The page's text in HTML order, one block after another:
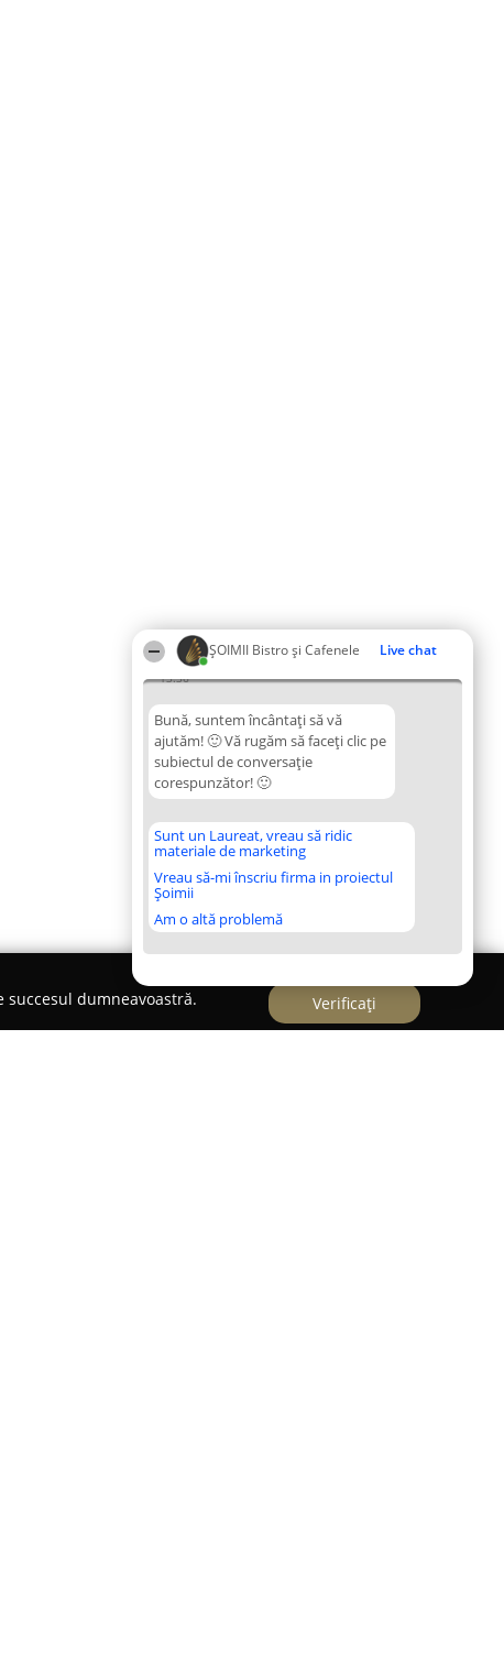
ȘOIMII Bistro și Cafenele Live chat
13:36
Bună, suntem încântați să vă
ajutăm! 🙂 Vă rugăm să faceți clic pe
subiectul de conversație
corespunzător! 🙂
Sunt un Laureat, vreau să ridic
materiale de marketing
Vreau să-mi înscriu firma in proiectul
Șoimii
Am o altă problemă
dumneavoastră.
Verificați